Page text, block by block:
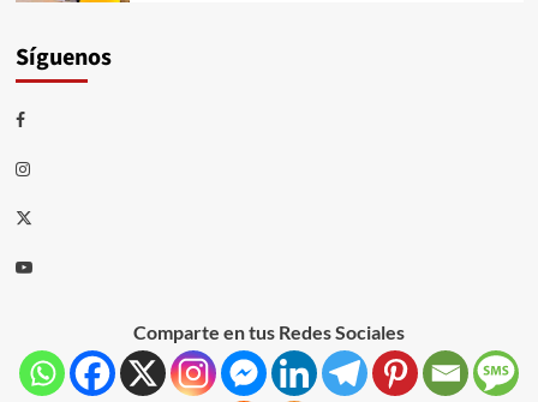
Síguenos
Comparte en tus Redes Sociales